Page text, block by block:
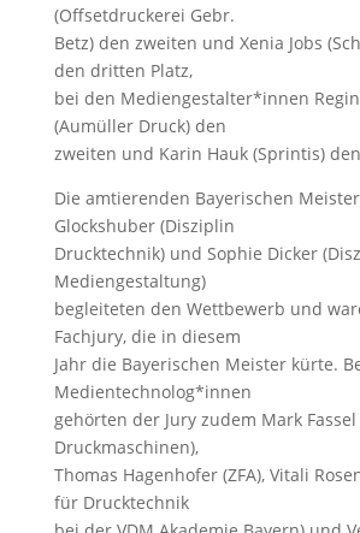
(Offsetdruckerei Gebr.
Betz) den zweiten und Xenia Jobs
den dritten Platz,
bei den Mediengestalter*innen
(Aumüller Druck) den
zweiten und Karin Hauk (Sprintis)
Die amtierenden Bayerischen
Glockshuber (Disziplin
Drucktechnik) und Sophie Dicker
Mediengestaltung)
begleiteten den Wettbewerb und
Fachjury, die in diesem
Jahr die Bayerischen Meister kürte.
Medientechnolog*innen
gehörten der Jury zudem Mark
Druckmaschinen),
Thomas Hagenhofer (ZFA), Vitali
für Drucktechnik